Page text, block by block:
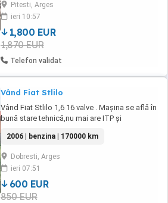
Pitesti, Arges
ieri 10:57
1,800 EUR
1,870 EUR
Telefon validat
Vând Fiat Stlilo
Vând Fiat Stlilo 1,6 16 valve . Mașina se află în
bună stare tehnică,nu mai are ITP și
este o mașină încăpătoare și economică.Nu
sunt interesat de schimburi de nici un fel. Se
vinde cu contract de vânzare și fiscal la zi.
Momentan nu sunt in țară dar se ...
2006 | benzina | 170000 km
Dobresti, Arges
ieri 07:51
600 EUR
850 EUR